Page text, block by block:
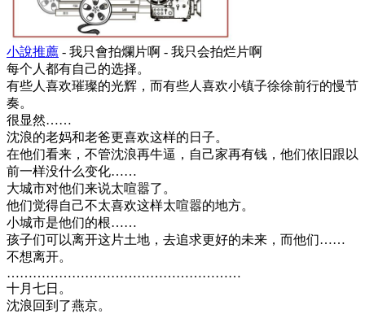
小說推薦 - 我只會拍爛片啊 - 我只会拍烂片啊
每个人都有自己的选择。
有些人喜欢璀璨的光辉，而有些人喜欢小镇子徐徐前行的慢节
奏。
很显然……
沈浪的老妈和老爸更喜欢这样的日子。
在他们看来，不管沈浪再牛逼，自己家再有钱，他们依旧跟以
前一样没什么变化……
大城市对他们来说太喧嚣了。
他们觉得自己不太喜欢这样太喧嚣的地方。
小城市是他们的根……
孩子们可以离开这片土地，去追求更好的未来，而他们……
不想离开。
………………………………………………
十月七日。
沈浪回到了燕京。